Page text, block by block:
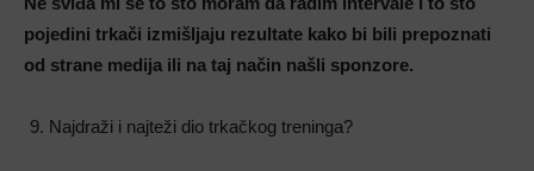
pojedini trkači izmišljaju rezultate kako bi bili prepoznati
od strane medija ili na taj način našli sponzore.
Najdraži i najteži dio trkačkog treninga?